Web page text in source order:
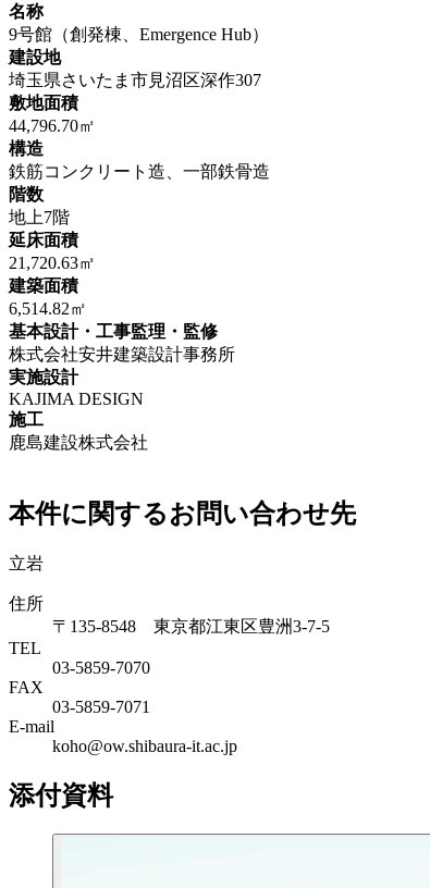
名称
9号館（創発棟、Emergence Hub）
建設地
埼玉県さいたま市見沼区深作307
敷地面積
44,796.70㎡
構造
鉄筋コンクリート造、一部鉄骨造
階数
地上7階
延床面積
21,720.63㎡
建築面積
6,514.82㎡
基本設計・工事監理・監修
株式会社安井建築設計事務所
実施設計
KAJIMA DESIGN
施工
鹿島建設株式会社
本件に関するお問い合わせ先
立岩
住所
〒135-8548 東京都江東区豊洲3-7-5
TEL
03-5859-7070
FAX
03-5859-7071
E-mail
koho@ow.shibaura-it.ac.jp
添付資料